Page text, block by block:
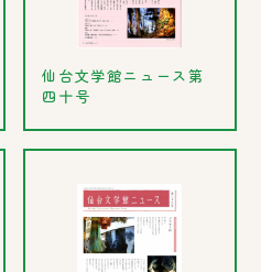
仙台文学館ニュース第
四十号